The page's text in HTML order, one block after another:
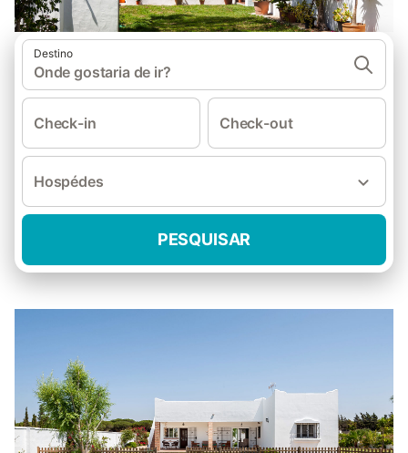
Destino
Onde gostaria de ir?
Check-in Check-out
Hospédes
PESQUISAR